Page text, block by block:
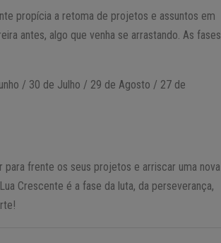
propícia a retoma de projetos e assuntos em
antes, algo que venha se arrastando. As fases
/ 30 de Julho / 29 de Agosto / 27 de
frente os seus projetos e arriscar uma nova
Crescente é a fase da luta, da perseverança,